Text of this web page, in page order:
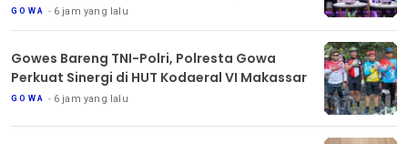
GOWA 6 jam yang lalu
Gowes Bareng TNI-Polri, Polresta Gowa
Perkuat Sinergi di HUT Kodaeral VI Makassar
GOWA 6 jam yang lalu